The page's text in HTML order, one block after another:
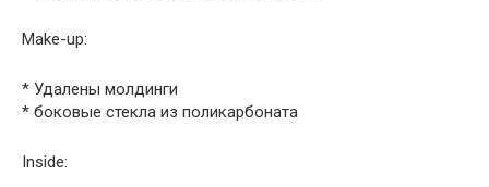
Make-up:
* Удалены молдинги
* боковые стекла из поликарбоната
Inside: